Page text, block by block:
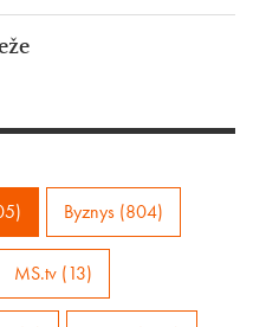
Byznys (804)
MS.tv (13)